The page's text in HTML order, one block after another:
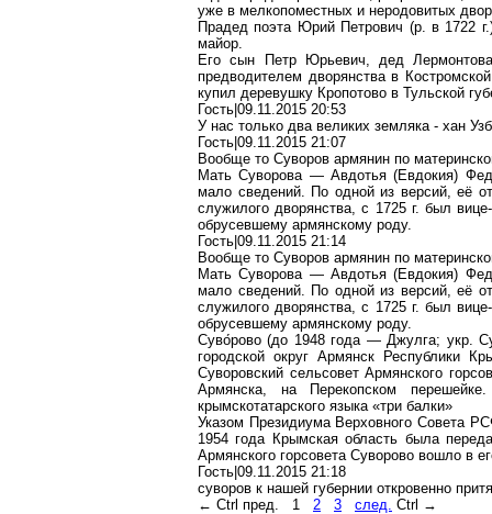
уже в мелкопоместных и неродовитых
Прадед поэта Юрий Петрович (р. в 1722 г
майор.
Его сын Петр Юрьевич, дед
предводителем дворянства в
купил деревушку Кропотово в Туль­ской
Гость|09.11.2015 20:53
У нас только два великих земляка - хан
Гость|09.11.2015 21:07
Вообще то Суворов армянин по
Мать Суворова — Авдотья (Евдокия)
мало сведений. По одной из версий, её
служилого дворянства, с 1725 г. был
обрусевшему армянскому роду.
Гость|09.11.2015 21:14
Вообще то Суворов армянин по
Мать Суворова — Авдотья (Евдокия)
мало сведений. По одной из версий, её
служилого дворянства, с 1725 г. был
обрусевшему армянскому роду.
Суво́рово (до 1948 года — Джулга; укр.
городской округ Армянск Республики
Суворовский сельсовет Армянского
Армянска, на Перекопском
крымскотатарского языка «три балки»
Указом Президиума Верховного Совета
1954 года Крымская область была
Армянского горсовета Суворово вошло в
Гость|09.11.2015 21:18
суворов к нашей губернии откровенно
← Ctrl пред.
1 2 3 след. Ctrl →